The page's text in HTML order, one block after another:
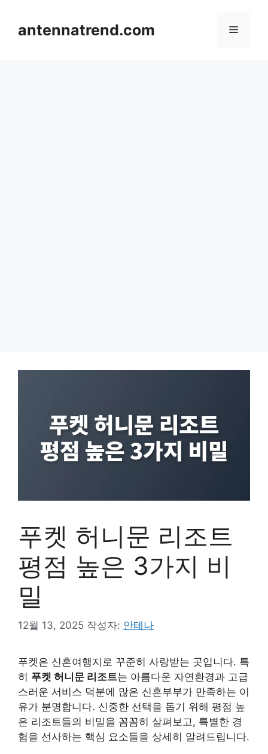
antennatrend.com 메
푸켓 허니문 리조트
평점 높은 3가지 비
밀
12월 13, 2025 작성자: 안테나
푸켓은 신혼여행지로 꾸준히 사랑받는 곳입니다. 특
히 푸켓 허니문 리조트는 아름다운 자연환경과 고급
스러운 서비스 덕분에 많은 신혼부부가 만족하는 이
유가 분명합니다. 신중한 선택을 돕기 위해 평점 높
은 리조트들의 비밀을 꼼꼼히 살펴보고, 특별한 경
험을 선사하는 핵심 요소들을 상세히 알려드립니다.